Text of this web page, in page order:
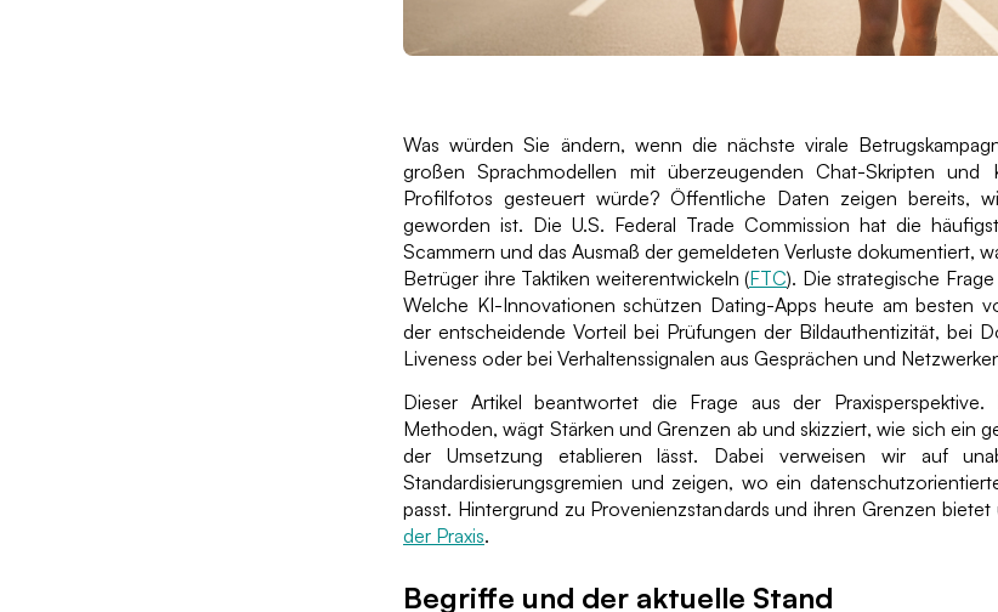
Was würden Sie ändern, wenn die nächste virale
großen Sprachmodellen mit überzeugenden Chat-Skripten und
Profilfotos gesteuert würde? Öffentliche Daten zeigen bereits,
geworden ist. Die U.S. Federal Trade Commission hat die
Scammern und das Ausmaß der gemeldeten Verluste dokumentiert,
Betrüger ihre Taktiken weiterentwickeln (FTC). Die strategische
Welche KI-Innovationen schützen Dating-Apps heute am besten
der entscheidende Vorteil bei Prüfungen der Bildauthentizität, bei
Liveness oder bei Verhaltenssignalen aus Gesprächen und
Dieser Artikel beantwortet die Frage aus der
Methoden, wägt Stärken und Grenzen ab und skizziert, wie sich ein
der Umsetzung etablieren lässt. Dabei verweisen wir auf
Standardisierungsgremien und zeigen, wo ein
passt. Hintergrund zu Provenienzstandards und ihren Grenzen
der Praxis.
Begriffe und der aktuelle Stand